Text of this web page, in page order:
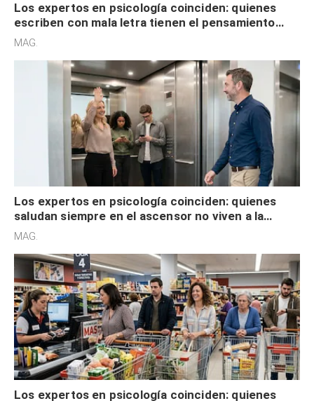
Los expertos en psicología coinciden: quienes
escriben con mala letra tienen el pensamiento
acelerado y no lo hacen por desinterés
MAG.
Los expertos en psicología coinciden: quienes
saludan siempre en el ascensor no viven a la
defensiva y tienen apertura social
MAG.
Los expertos en psicología coinciden: quienes